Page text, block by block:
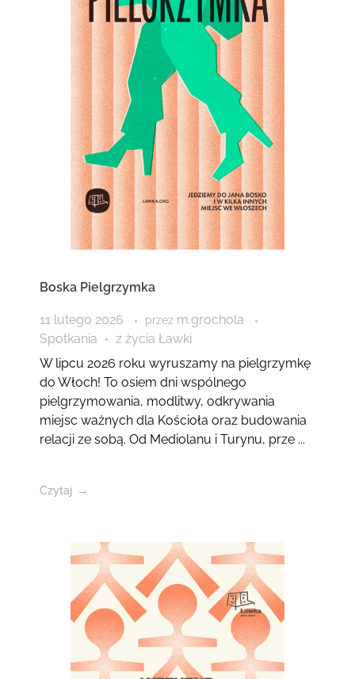
Boska Pielgrzymka
11 lutego 2026 przez m.grochola
Spotkania
z życia Ławki
W lipcu 2026 roku wyruszamy na pielgrzymkę
do Włoch! To osiem dni wspólnego
pielgrzymowania, modlitwy, odkrywania
miejsc ważnych dla Kościoła oraz budowania
relacji ze sobą. Od Mediolanu i Turynu, prze ...
Czytaj